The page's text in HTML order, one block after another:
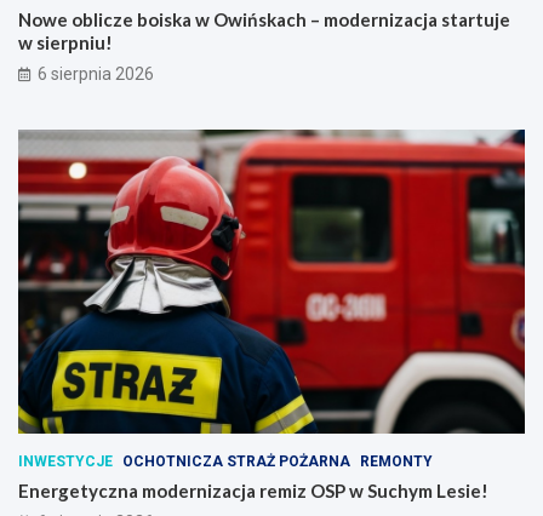
Nowe oblicze boiska w Owińskach – modernizacja startuje
w sierpniu!
6 sierpnia 2026
INWESTYCJE OCHOTNICZA STRAŻ POŻARNA REMONTY
Energetyczna modernizacja remiz OSP w Suchym Lesie!